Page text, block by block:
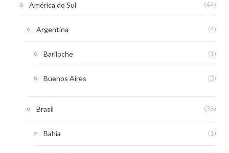
América do Sul (44)
Argentina (4)
Bariloche (1)
Buenos Aires (3)
Brasil (36)
Bahia (1)